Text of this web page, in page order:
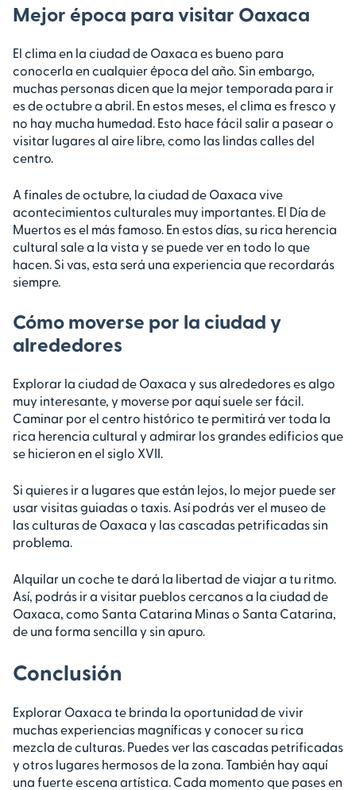
Mejor época para visitar Oaxaca
El clima en la ciudad de Oaxaca es bueno para
conocerla en cualquier época del año. Sin embargo,
muchas personas dicen que la mejor temporada para ir
es de octubre a abril. En estos meses, el clima es fresco y
no hay mucha humedad. Esto hace fácil salir a pasear o
visitar lugares al aire libre, como las lindas calles del
centro.
A finales de octubre, la ciudad de Oaxaca vive
acontecimientos culturales muy importantes. El Día de
Muertos es el más famoso. En estos días, su rica herencia
cultural sale a la vista y se puede ver en todo lo que
hacen. Si vas, esta será una experiencia que recordarás
siempre.
Cómo moverse por la ciudad y
alrededores
Explorar la ciudad de Oaxaca y sus alrededores es algo
muy interesante, y moverse por aquí suele ser fácil.
Caminar por el centro histórico te permitirá ver toda la
rica herencia cultural y admirar los grandes edificios que
se hicieron en el siglo XVII.
Si quieres ir a lugares que están lejos, lo mejor puede ser
usar visitas guiadas o taxis. Así podrás ver el museo de
las culturas de Oaxaca y las cascadas petrificadas sin
problema.
Alquilar un coche te dará la libertad de viajar a tu ritmo.
Así, podrás ir a visitar pueblos cercanos a la ciudad de
Oaxaca, como Santa Catarina Minas o Santa Catarina,
de una forma sencilla y sin apuro.
Conclusión
Explorar Oaxaca te brinda la oportunidad de vivir
muchas experiencias magníficas y conocer su rica
mezcla de culturas. Puedes ver las cascadas petrificadas
y otros lugares hermosos de la zona. También hay aquí
una fuerte escena artística. Cada momento que pases en